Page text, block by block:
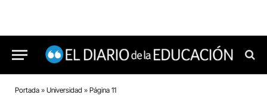
Portada » Universidad » Página 11